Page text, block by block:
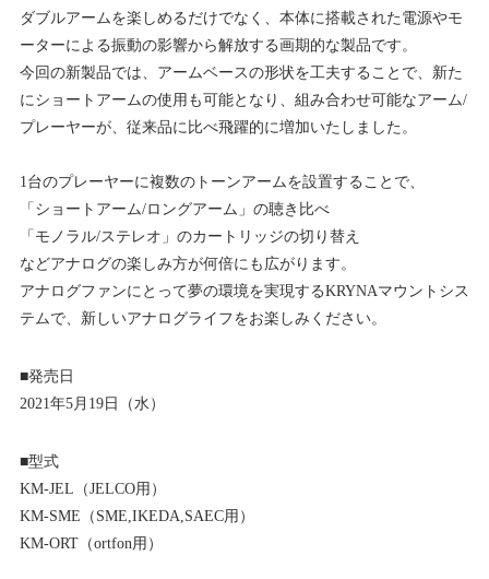
ダブルアームを楽しめるだけでなく、本体に搭載された電源やモ
ーターによる振動の影響から解放する画期的な製品です。
今回の新製品では、アームベースの形状を工夫することで、新た
にショートアームの使用も可能となり、組み合わせ可能なアーム/
プレーヤーが、従来品に比べ飛躍的に増加いたしました。
1台のプレーヤーに複数のトーンアームを設置することで、
「ショートアーム/ロングアーム」の聴き比べ
「モノラル/ステレオ」のカートリッジの切り替え
などアナログの楽しみ方が何倍にも広がります。
アナログファンにとって夢の環境を実現するKRYNAマウントシス
テムで、新しいアナログライフをお楽しみください。
■発売日
2021年5月19日（水）
■型式
KM-JEL（JELCO用）
KM-SME（SME,IKEDA,SAEC用）
KM-ORT（ortfon用）